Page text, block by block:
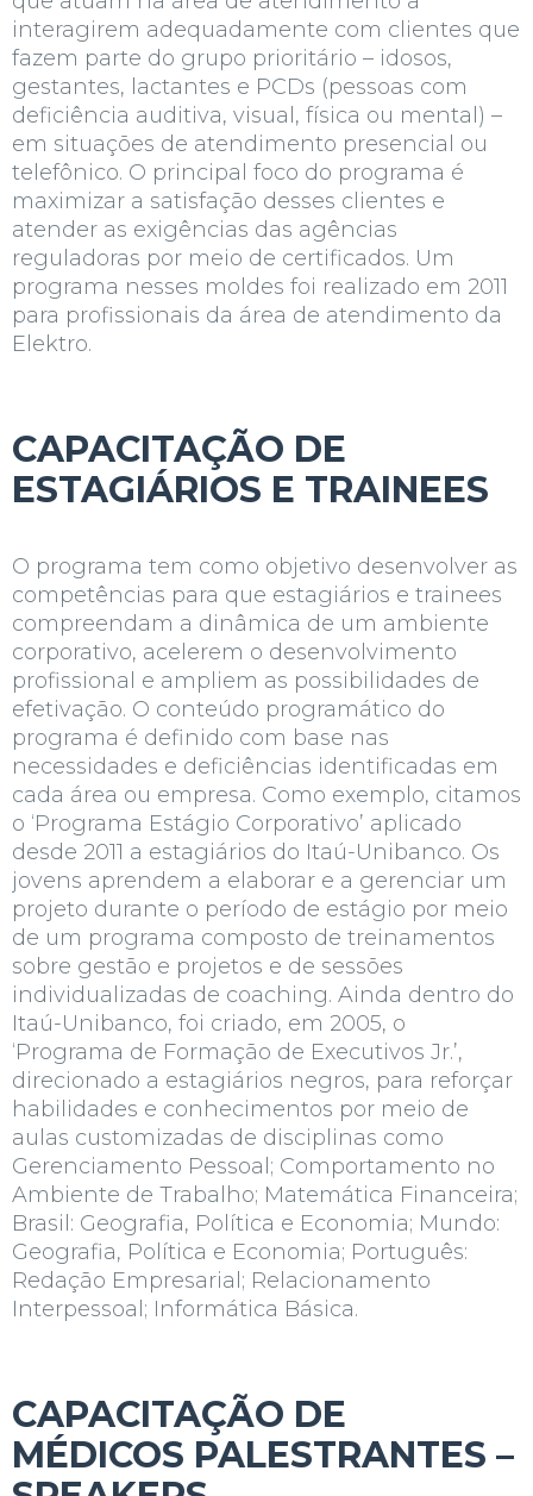
interagirem adequadamente com clientes que
fazem parte do grupo prioritário – idosos,
gestantes, lactantes e PCDs (pessoas com
deficiência auditiva, visual, física ou mental) –
em situações de atendimento presencial ou
telefônico. O principal foco do programa é
maximizar a satisfação desses clientes e
atender as exigências das agências
reguladoras por meio de certificados. Um
programa nesses moldes foi realizado em 2011
para profissionais da área de atendimento da
Elektro.
CAPACITAÇÃO DE
ESTAGIÁRIOS E TRAINEES
O programa tem como objetivo desenvolver as
competências para que estagiários e trainees
compreendam a dinâmica de um ambiente
corporativo, acelerem o desenvolvimento
profissional e ampliem as possibilidades de
efetivação. O conteúdo programático do
programa é definido com base nas
necessidades e deficiências identificadas em
cada área ou empresa. Como exemplo, citamos
o ‘Programa Estágio Corporativo’ aplicado
desde 2011 a estagiários do Itaú-Unibanco. Os
jovens aprendem a elaborar e a gerenciar um
projeto durante o período de estágio por meio
de um programa composto de treinamentos
sobre gestão e projetos e de sessões
individualizadas de coaching. Ainda dentro do
Itaú-Unibanco, foi criado, em 2005, o
‘Programa de Formação de Executivos Jr.’,
direcionado a estagiários negros, para reforçar
habilidades e conhecimentos por meio de
aulas customizadas de disciplinas como
Gerenciamento Pessoal; Comportamento no
Ambiente de Trabalho; Matemática Financeira;
Brasil: Geografia, Política e Economia; Mundo:
Geografia, Política e Economia; Português:
Redação Empresarial; Relacionamento
Interpessoal; Informática Básica.
CAPACITAÇÃO DE
MÉDICOS PALESTRANTES –